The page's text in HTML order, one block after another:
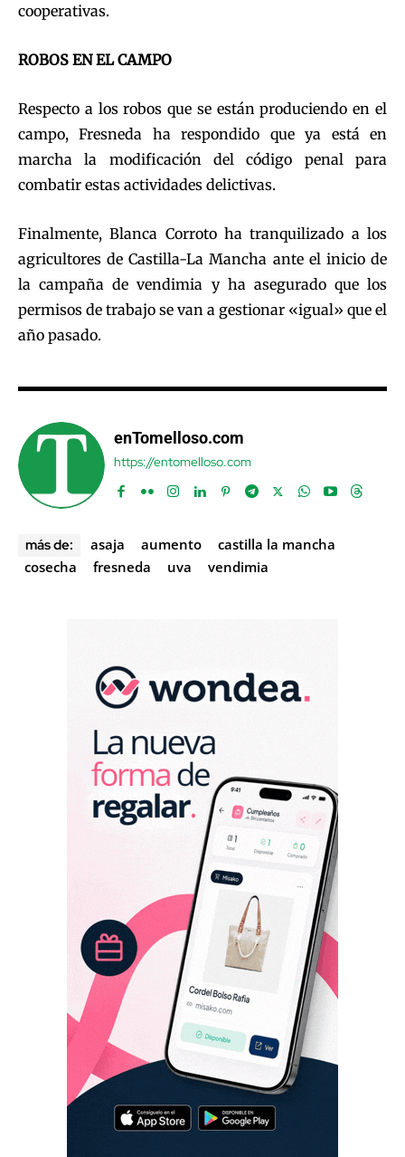
cooperativas.
ROBOS EN EL CAMPO
Respecto a los robos que se están produciendo en el
campo, Fresneda ha respondido que ya está en
marcha la modificación del código penal para
combatir estas actividades delictivas.
Finalmente, Blanca Corroto ha tranquilizado a los
agricultores de Castilla-La Mancha ante el inicio de
la campaña de vendimia y ha asegurado que los
permisos de trabajo se van a gestionar «igual» que el
año pasado.
enTomelloso.com
https://entomelloso.com
más de: asaja aumento
castilla la mancha
cosecha
fresneda uva vendimia